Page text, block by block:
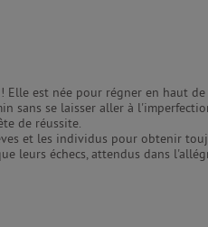
est née pour régner en haut
se laisser aller à
de réussite.
et les individus pour obtenir
leurs échecs, attendus dans